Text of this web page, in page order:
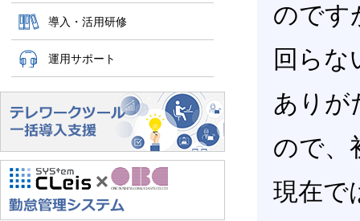
導入・活用研修
運用サポート
のです
回らな
ありが
ので、
現在で